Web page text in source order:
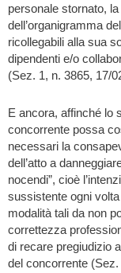
personale stornato,
dell’organigramma
ricollegabili alla sua
dipendenti e/o
(Sez. 1, n. 3865, 17/
E ancora, affinché lo
concorrente possa
necessari la
dell’atto a
nocendi”, cioè
sussistente ogni
modalità tali da non
correttezza
di recare pregiudizio
del concorrente